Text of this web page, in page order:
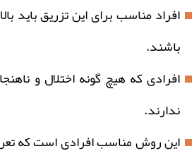
باشند.
افرادی که هیچ گونه اختلال و
ندارند.
این روش مناسب افرادی است که